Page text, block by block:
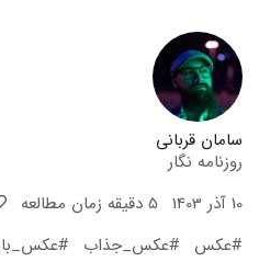
سامان قربانی
روزنامه نگار
10 آذر 1403
5 دقیقه زمان مطالعه
#عکس
#عکس_جذاب